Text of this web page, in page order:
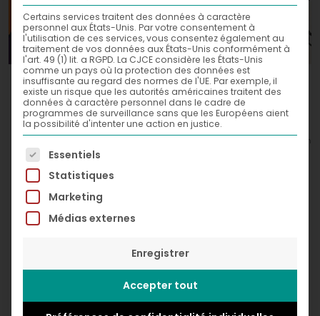
Joke,2020
Acrylic and spray paint on canvas
80 x 80 cm
Certains services traitent des données à caractère
personnel aux États-Unis. Par votre consentement à
l'utilisation de ces services, vous consentez également au
traitement de vos données aux États-Unis conformément à
l'art. 49 (1) lit. a RGPD. La CJCE considère les États-Unis
comme un pays où la protection des données est
insuffisante au regard des normes de l'UE. Par exemple, il
existe un risque que les autorités américaines traitent des
données à caractère personnel dans le cadre de
programmes de surveillance sans que les Européens aient
la possibilité d'intenter une action en justice.
La liste suivante énumère les groupes de services
Essentiels
Statistiques
Marketing
Médias externes
Enregistrer
Accepter tout